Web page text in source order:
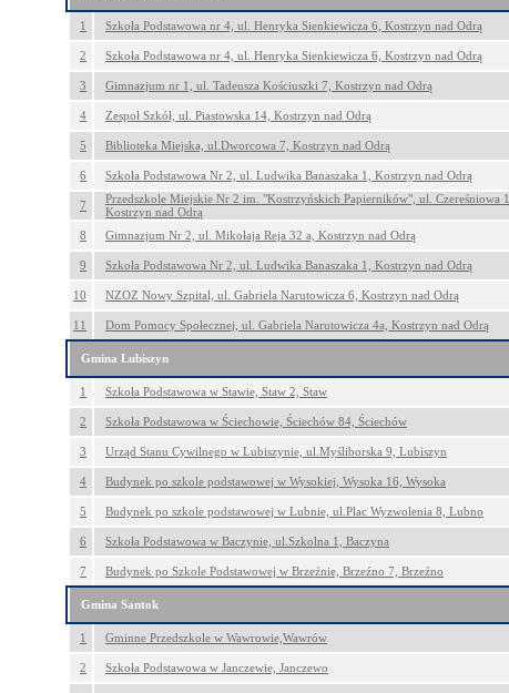
1 Szkoła Podstawowa nr 4, ul. Henryka Sienkiewicza 6, Kostrzyn nad Odrą
2 Szkoła Podstawowa nr 4, ul. Henryka Sienkiewicza 6, Kostrzyn nad Odrą
3 Gimnazjum nr 1, ul. Tadeusza Kościuszki 7, Kostrzyn nad Odrą
4 Zespoł Szkół, ul. Piastowska 14, Kostrzyn nad Odrą
5 Biblioteka Miejska, ul.Dworcowa 7, Kostrzyn nad Odrą
6 Szkoła Podstawowa Nr 2, ul. Ludwika Banaszaka 1, Kostrzyn nad Odrą
7
Przedszkole Miejskie Nr 2 im. "Kostrzyńskich Papierników", ul. Czereśniowa 1,
Kostrzyn nad Odrą
8 Gimnazjum Nr 2, ul. Mikołaja Reja 32 a, Kostrzyn nad Odrą
9 Szkoła Podstawowa Nr 2, ul. Ludwika Banaszaka 1, Kostrzyn nad Odrą
10 NZOZ Nowy Szpital, ul. Gabriela Narutowicza 6, Kostrzyn nad Odrą
11 Dom Pomocy Społecznej, ul. Gabriela Narutowicza 4a, Kostrzyn nad Odrą
Gmina Lubiszyn
1 Szkoła Podstawowa w Stawie, Staw 2, Staw
2 Szkoła Podstawowa w Ściechowie, Ściechów 84, Ściechów
3 Urząd Stanu Cywilnego w Lubiszynie, ul.Myśliborska 9, Lubiszyn
4 Budynek po szkole podstawowej w Wysokiej, Wysoka 16, Wysoka
5 Budynek po szkole podstawowej w Lubnie, ul.Plac Wyzwolenia 8, Lubno
6 Szkoła Podstawowa w Baczynie, ul.Szkolna 1, Baczyna
7 Budynek po Szkole Podstawowej w Brzeźnie, Brzeźno 7, Brzeźno
Gmina Santok
1 Gminne Przedszkole w Wawrowie,Wawrów
2 Szkoła Podstawowa w Janczewie, Janczewo